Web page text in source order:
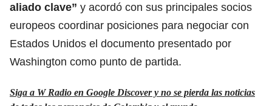
aliado clave” y acordó con sus principales socios
europeos coordinar posiciones para negociar con
Estados Unidos el documento presentado por
Washington como punto de partida.
Siga a W Radio en Google Discover y no se pierda las noticias